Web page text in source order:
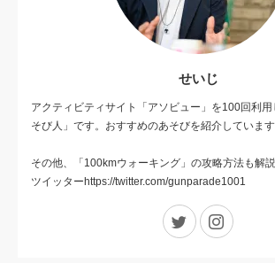
せいじ
アクティビティサイト「アソビュー」を100回利
そび人」です。おすすめのあそびを紹介しています
その他、「100kmウォーキング」の攻略方法も解説
ツイッターhttps://twitter.com/gunparade1001
Twitter